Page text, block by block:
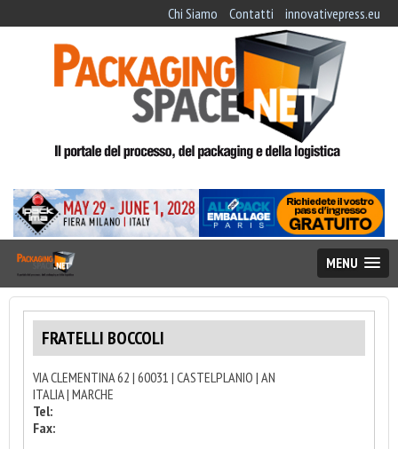
Chi Siamo Contatti innovativepress.eu
MENU
FRATELLI BOCCOLI
VIA CLEMENTINA 62 | 60031 | CASTELPLANIO | AN
ITALIA | MARCHE
Tel:
Fax: